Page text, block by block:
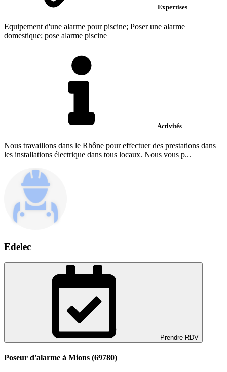
Expertises
Equipement d'une alarme pour piscine; Poser une alarme
domestique; pose alarme piscine
Activités
Nous travaillons dans le Rhône pour effectuer des prestations dans
les installations électrique dans tous locaux. Nous vous p...
Edelec
Prendre RDV
Poseur d'alarme à Mions (69780)